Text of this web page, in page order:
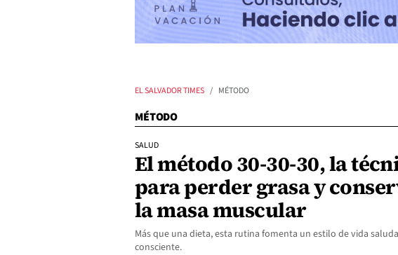
EL SALVADOR TIMES MÉTODO
MÉTODO
SALUD
El método 30-30-30, la
para perder grasa y
la masa muscular
Más que una dieta, esta rutina fomenta un estilo de vida
consciente.